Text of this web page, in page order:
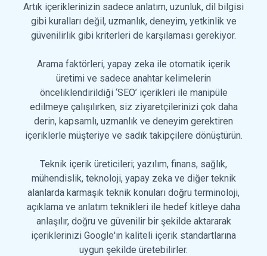
Artık içeriklerinizin sadece anlatım, uzunluk, dil bilgisi
gibi kuralları değil, uzmanlık, deneyim, yetkinlik ve
güvenilirlik gibi kriterleri de karşılaması gerekiyor.
Arama faktörleri, yapay zeka ile otomatik içerik
üretimi ve sadece anahtar kelimelerin
önceliklendirildiği ‘SEO’ içerikleri ile manipüle
edilmeye çalışılırken, siz ziyaretçilerinizi çok daha
derin, kapsamlı, uzmanlık ve deneyim gerektiren
içeriklerle müşteriye ve sadık takipçilere dönüştürün.
Teknik içerik üreticileri; yazılım, finans, sağlık,
mühendislik, teknoloji, yapay zeka ve diğer teknik
alanlarda karmaşık teknik konuları doğru terminoloji,
açıklama ve anlatım teknikleri ile hedef kitleye daha
anlaşılır, doğru ve güvenilir bir şekilde aktararak
içeriklerinizi Google'ın kaliteli içerik standartlarına
uygun şekilde üretebilirler.